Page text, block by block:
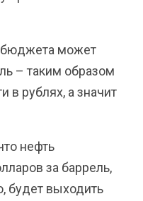
бюджета может
– таким образом
в рублях, а значит
нефть
за баррель,
будет выходить